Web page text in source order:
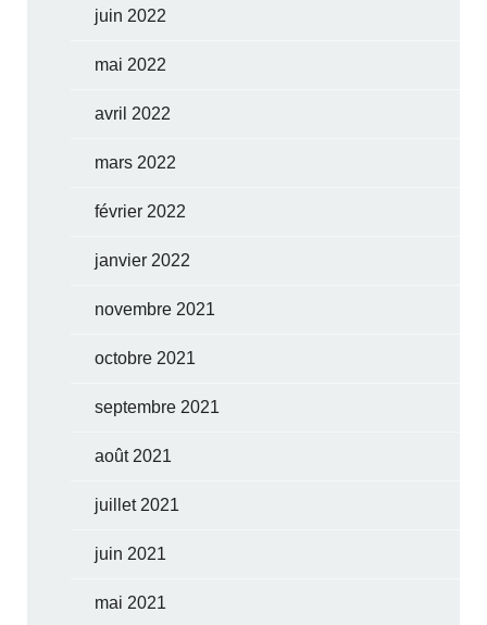
juin 2022
mai 2022
avril 2022
mars 2022
février 2022
janvier 2022
novembre 2021
octobre 2021
septembre 2021
août 2021
juillet 2021
juin 2021
mai 2021